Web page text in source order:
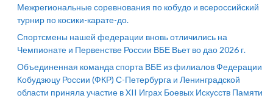
Межрегиональные соревнования по кобудо и всероссийский
турнир по косики-карате-до.
Спортсмены нашей федерации вновь отличились на
Чемпионате и Первенстве России ВБЕ Вьет во дао 2026 г.
Объединенная команда спорта ВБЕ из филиалов Федерации
Кобудзюцу России (ФКР) С-Петербурга и Ленинградской
области приняла участие в XII Играх Боевых Искусств Памяти